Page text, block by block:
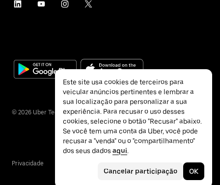
© 2026 Uber Technologies Inc.
Privacidade
Este site usa cookies de terceiros para
veicular anúncios pertinentes e lembrar a
sua localização para personalizar a sua
experiência. Para recusar o uso desses
cookies, selecione o botão "Recusar" abaixo.
Se você tem uma conta da Uber, você pode
recusar a "venda" ou o "compartilhamento"
dos seus dados aqui.
Cancelar participação OK